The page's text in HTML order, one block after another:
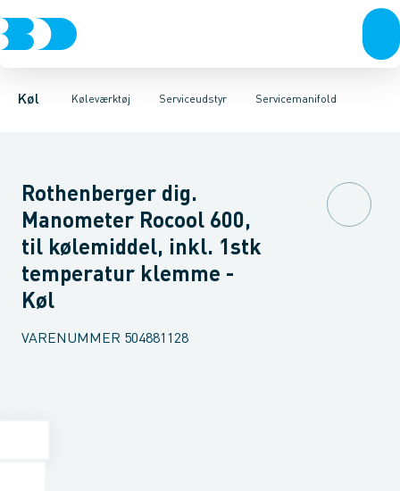
Køl Køleværktøj
KompressorerKondenseringsaggregaterFordampere
Serviceudstyr
Måleinstrumenter ServiceudstyrVærktøjServicemanifold
LæksøgningMagnetisk udstyrReduktionsventilerRengøring
Rothenberger dig.
Manometer Rocool 600,
til kølemiddel, inkl. 1stk
temperatur klemme -
Køl
VARENUMMER 504881128